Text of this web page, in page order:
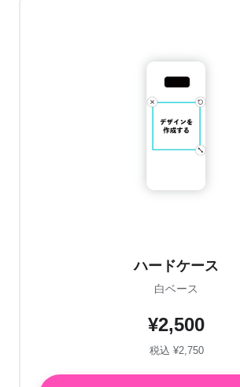
ハードケース
白ベース
¥2,500
税込 ¥2,750